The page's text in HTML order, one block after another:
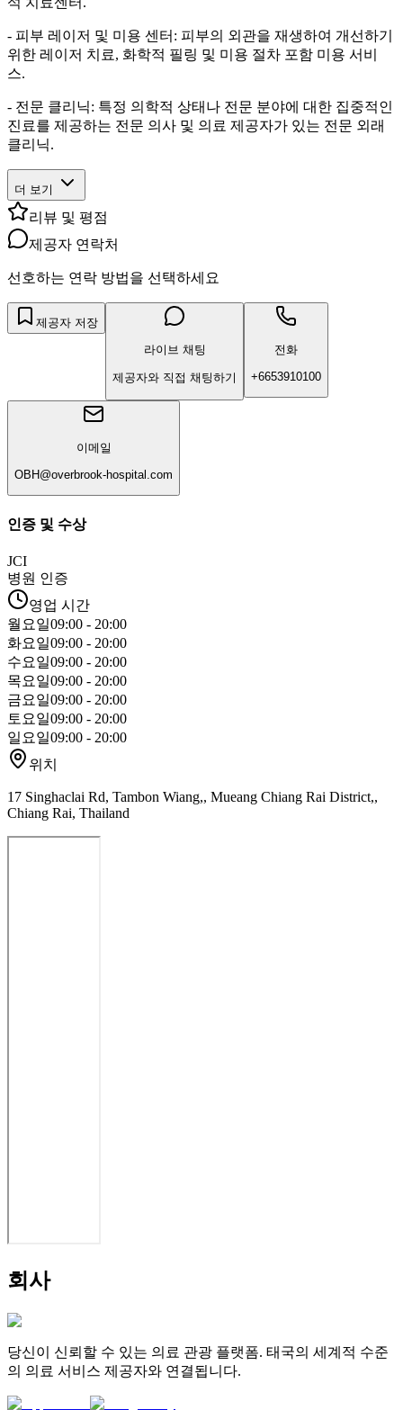
- 피부 레이저 및 미용 센터: 피부의 외관을 재생하여 개선하기
위한 레이저 치료, 화학적 필링 및 미용 절차 포함 미용 서비
스.
- 전문 클리닉: 특정 의학적 상태나 전문 분야에 대한 집중적인
진료를 제공하는 전문 의사 및 의료 제공자가 있는 전문 외래
클리닉.
더 보기
리뷰 및 평점
제공자 연락처
선호하는 연락 방법을 선택하세요
제공자 저장
라이브 채팅
제공자와 직접 채팅하기
전화
+6653910100
이메일
OBH@overbrook-hospital.com
인증 및 수상
JCI
병원 인증
영업 시간
월요일09:00 - 20:00
화요일09:00 - 20:00
수요일09:00 - 20:00
목요일09:00 - 20:00
금요일09:00 - 20:00
토요일09:00 - 20:00
일요일09:00 - 20:00
위치
17 Singhaclai Rd, Tambon Wiang,, Mueang Chiang Rai District,,
Chiang Rai, Thailand
회사
당신이 신뢰할 수 있는 의료 관광 플랫폼. 태국의 세계적 수준
의 의료 서비스 제공자와 연결됩니다.